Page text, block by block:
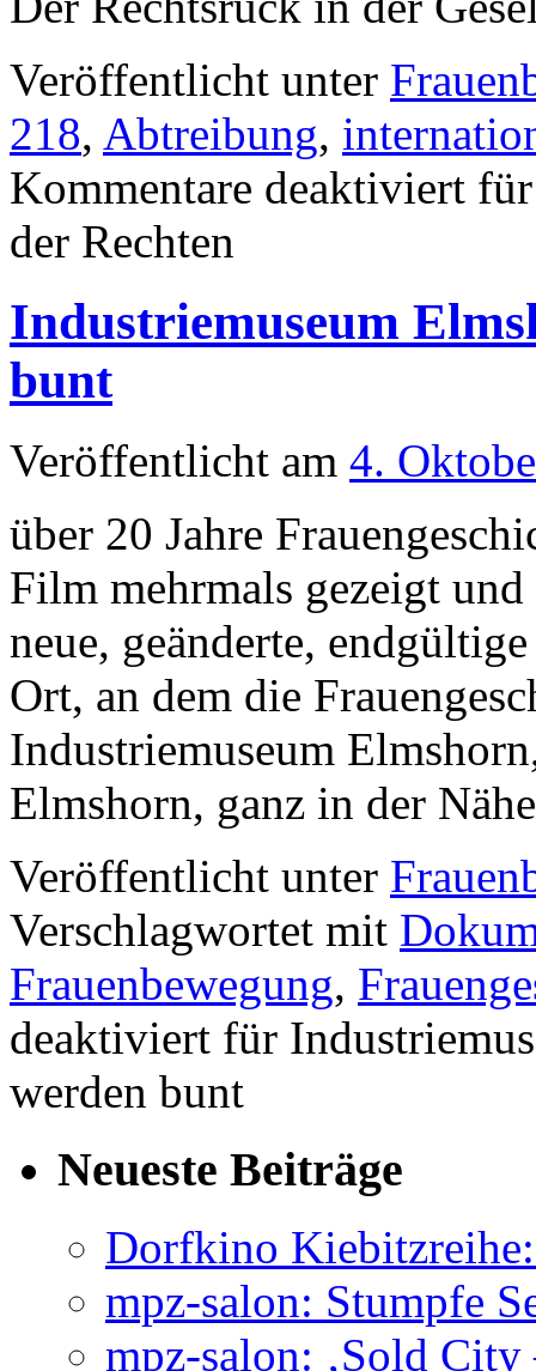
Veröffentlicht unter
218, Abtreibung,
Kommentare deaktiviert
der Rechten
Industriemuseum
bunt
Veröffentlicht am 4.
über 20 Jahre
Film mehrmals gezeigt
neue, geänderte,
Ort, an dem die
Industriemuseum
Elmshorn, ganz in der
Veröffentlicht unter
Verschlagwortet mit
Frauenbewegung,
deaktiviert für
werden bunt
Neueste Beiträge
Dorfkino Kiebitzreihe:
mpz-salon: Stumpfe
mpz-salon: ‚Sold